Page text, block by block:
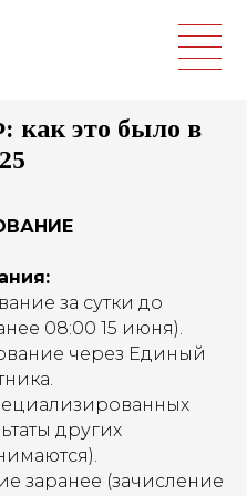
это было в
за сутки до
08:00 15 июня).
через Единый
других
заранее (зачисление